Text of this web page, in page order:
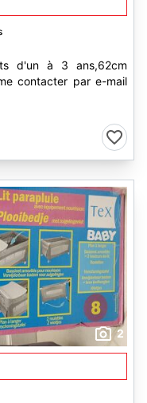
d'un à 3 ans,62cm
contacter par e-mail
2